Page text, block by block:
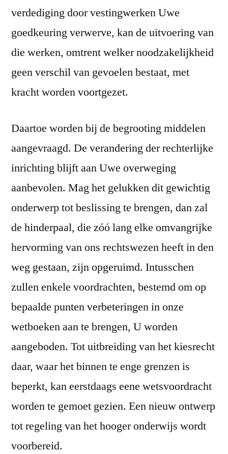
verdediging door vestingwerken Uwe
goedkeuring verwerve, kan de uitvoering van
die werken, omtrent welker noodzakelijkheid
geen verschil van gevoelen bestaat, met
kracht worden voortgezet.
Daartoe worden bij de begrooting middelen
aangevraagd. De verandering der rechterlijke
inrichting blijft aan Uwe overweging
aanbevolen. Mag het gelukken dit gewichtig
onderwerp tot beslissing te brengen, dan zal
de hinderpaal, die zóó lang elke omvangrijke
hervorming van ons rechtswezen heeft in den
weg gestaan, zijn opgeruimd. Intusschen
zullen enkele voordrachten, bestemd om op
bepaalde punten verbeteringen in onze
wetboeken aan te brengen, U worden
aangeboden. Tot uitbreiding van het kiesrecht
daar, waar het binnen te enge grenzen is
beperkt, kan eerstdaags eene wetsvoordracht
worden te gemoet gezien. Een nieuw ontwerp
tot regeling van het hooger onderwijs wordt
voorbereid.